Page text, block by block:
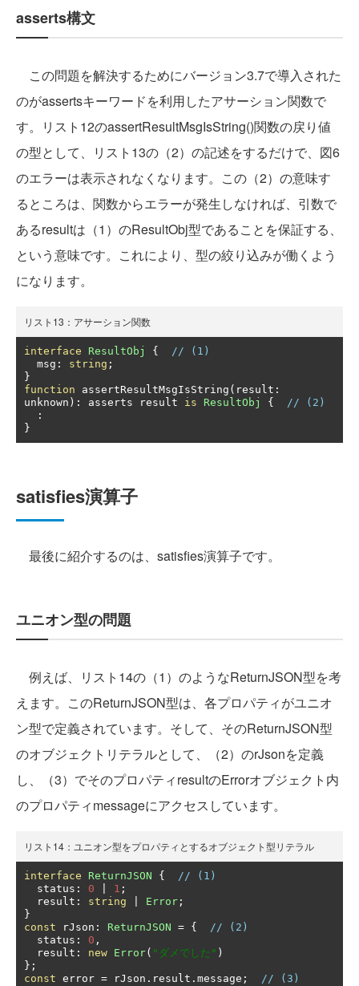
asserts構文
この問題を解決するためにバージョン3.7で導入された
のがassertsキーワードを利用したアサーション関数で
す。リスト12のassertResultMsgIsString()関数の戻り値
の型として、リスト13の（2）の記述をするだけで、図6
のエラーは表示されなくなります。この（2）の意味す
るところは、関数からエラーが発生しなければ、引数で
あるresultは（1）のResultObj型であることを保証する、
という意味です。これにより、型の絞り込みが働くよう
になります。
リスト13：アサーション関数
interface ResultObj {
// (1)
  msg
: string ;
}
function assertResultMsgIsString ( result :
unknown ): asserts result is ResultObj {
// (2)
:
}
satisfies演算子
最後に紹介するのは、satisfies演算子です。
ユニオン型の問題
例えば、リスト14の（1）のようなReturnJSON型を考
えます。このReturnJSON型は、各プロパティがユニオ
ン型で定義されています。そして、そのReturnJSON型
のオブジェクトリテラルとして、（2）のrJsonを定義
し、（3）でそのプロパティresultのErrorオブジェクト内
のプロパティmessageにアクセスしています。
リスト14：ユニオン型をプロパティとするオブジェクト型リテラル
interface ReturnJSON {
// (1)
  status
: 0 1 ;
  result
: string Error ;
}
const rJson : ReturnJSON = {
// (2)
  status
: 0 ,
  result
: new Error( "ダメでした" )
};
const error = rJson . result . message ; // (3)